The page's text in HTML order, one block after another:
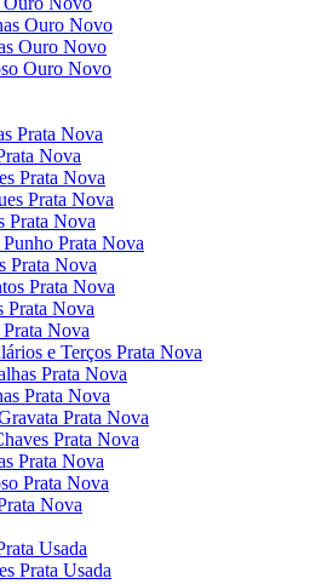
Ouro Novo
Ouro Novo
Ouro Novo
Prata Nova
Nova
Prata Nova
Prata Nova
Prata Nova
Prata Nova
Prata Nova
Prata Nova
Prata Nova
Nova
e Terços Prata Nova
Prata Nova
Prata Nova
Prata Nova
Prata Nova
Prata Nova
Prata Nova
Nova
Usada
Prata Usada